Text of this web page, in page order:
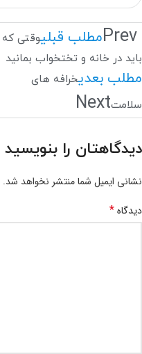
Prevمطلب قبلیوقتی که
باید در خانه و تختخواب بمانید
مطلب بعدیخرافه های
سلامتNext
دیدگاهتان را بنویسید
نشانی ایمیل شما منتشر نخواهد شد.
دیدگاه*